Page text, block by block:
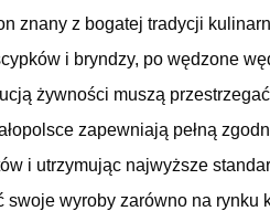
znany z bogatej tradycji
i bryndzy, po wędzone
żywności muszą
zapewniają pełną
i utrzymując najwyższe
swoje wyroby zarówno na rynku